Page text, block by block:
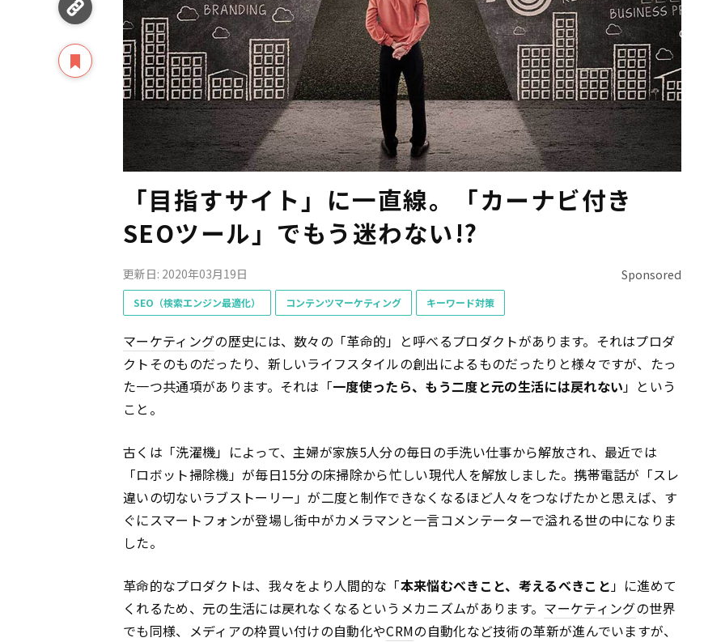
「目指すサイト」に一直線。「カーナビ付き
SEOツール」でもう迷わない!?
Sponsored
更新日: 2020年03月19日
SEO（検索エンジン最適化） コンテンツマーケティング キーワード対策
マーケティングの歴史には、数々の「革命的」と呼べるプロダクトがあります。それはプロダ
クトそのものだったり、新しいライフスタイルの創出によるものだったりと様々ですが、たっ
た一つ共通項があります。それは「一度使ったら、もう二度と元の生活には戻れない」という
こと。
古くは「洗濯機」によって、主婦が家族5人分の毎日の手洗い仕事から解放され、最近では
「ロボット掃除機」が毎日15分の床掃除から忙しい現代人を解放しました。携帯電話が「スレ
違いの切ないラブストーリー」が二度と制作できなくなるほど人々をつなげたかと思えば、す
ぐにスマートフォンが登場し街中がカメラマンと一言コメンテーターで溢れる世の中になりま
した。
革命的なプロダクトは、我々をより人間的な「本来悩むべきこと、考えるべきこと」に進めて
くれるため、元の生活には戻れなくなるというメカニズムがあります。 マーケティングの世界
でも同様、メディアの枠買い付けの自動化やCRMの自動化など技術の革新が進んでいますが、